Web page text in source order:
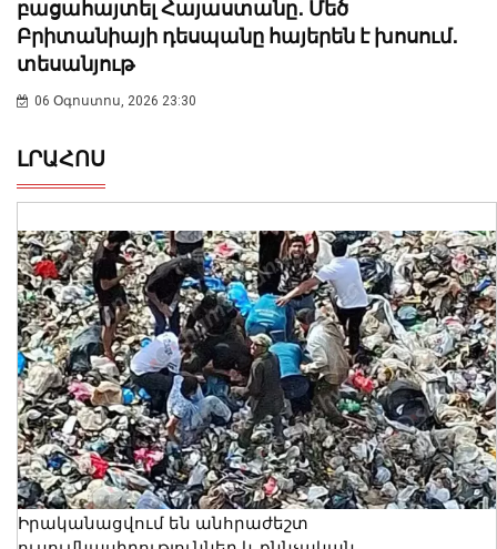
բացահայտել Հայաստանը․ Մեծ
Բրիտանիայի դեսպանը հայերեն է խոսում․
տեսանյութ
06 Օգոստոս, 2026 23:30
ԼՐԱՀՈՍ
Իրականացվում են անհրաժեշտ